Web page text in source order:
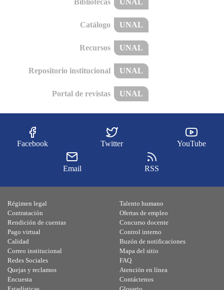
Bibliotecas UNAL
Catálogo UNAL
Recursos UNAL
Repositorio institucional UNAL
Portal de revistas UNAL
Facebook Twitter YouTube
Email RSS
Régimen legal
Contratación
Rendición de cuentas
Pago virtual
Calidad
Talento humano
Ofertas de empleo
Concurso docente
Control interno
Buzón de notificaciones
Correo institucional
Redes Sociales
Quejas y reclamos
Encuesta
Mapa del sitio
FAQ
Atención en línea
Contáctenos